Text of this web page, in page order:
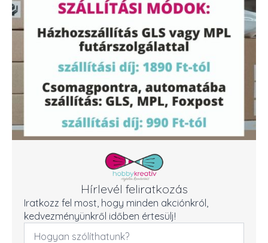
Hírlevél feliratkozás
Iratkozz fel most, hogy minden akciónkról,
kedvezményünkről időben értesülj!
Név